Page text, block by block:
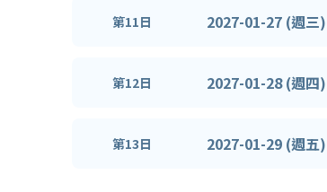
第11日 2027-01-27 (週三)
第12日 2027-01-28 (週四)
第13日 2027-01-29 (週五)